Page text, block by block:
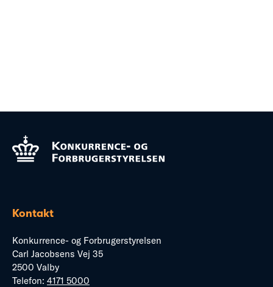
Kontakt
Konkurrence- og Forbrugerstyrelsen
Carl Jacobsens Vej 35
2500 Valby
Telefon: 4171 5000